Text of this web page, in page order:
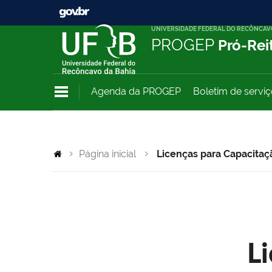
UNIVERSIDADE FEDERAL DO
PROGEP Pró-
Agenda da PROGEP Boletim de
Página inicial Licenças para